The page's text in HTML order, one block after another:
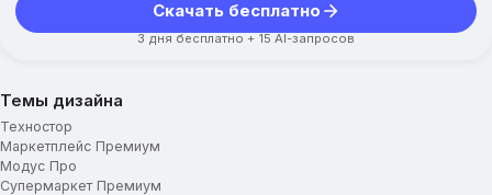
Скачать бесплатно
3 дня бесплатно + 15 AI-запросов
Темы дизайна
Техностор
Маркетплейс Премиум
Модус Про
Супермаркет Премиум